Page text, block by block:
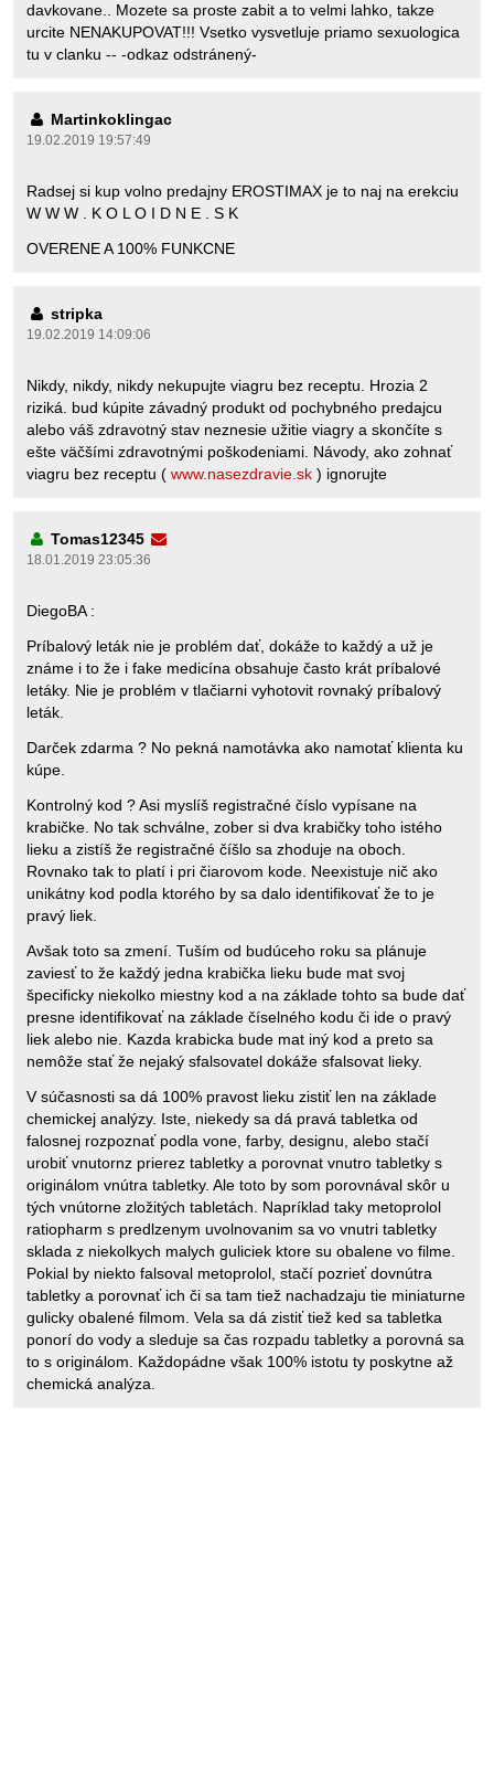
davkovane.. Mozete sa proste zabit a to velmi lahko, takze
urcite NENAKUPOVAT!!! Vsetko vysvetluje priamo sexuologica
tu v clanku -- -odkaz odstránený-
Martinkoklingac
19.02.2019 19:57:49
Radsej si kup volno predajny EROSTIMAX je to naj na erekciu
W W W . K O L O I D N E . S K
OVERENE A 100% FUNKCNE
stripka
19.02.2019 14:09:06
Nikdy, nikdy, nikdy nekupujte viagru bez receptu. Hrozia 2
riziká. bud kúpite závadný produkt od pochybného predajcu
alebo váš zdravotný stav neznesie užitie viagry a skončíte s
ešte väčšími zdravotnými poškodeniami. Návody, ako zohnať
viagru bez receptu ( www.nasezdravie.sk ) ignorujte
Tomas12345
18.01.2019 23:05:36
DiegoBA :
Príbalový leták nie je problém dať, dokáže to každý a už je
známe i to že i fake medicína obsahuje často krát príbalové
letáky. Nie je problém v tlačiarni vyhotovit rovnaký príbalový
leták.
Darček zdarma ? No pekná namotávka ako namotať klienta ku
kúpe.
Kontrolný kod ? Asi myslíš registračné číslo vypísane na
krabičke. No tak schválne, zober si dva krabičky toho istého
lieku a zistíš že registračné číšlo sa zhoduje na oboch.
Rovnako tak to platí i pri čiarovom kode. Neexistuje nič ako
unikátny kod podla ktorého by sa dalo identifikovať že to je
pravý liek.
Avšak toto sa zmení. Tuším od budúceho roku sa plánuje
zaviesť to že každý jedna krabička lieku bude mat svoj
špecificky niekolko miestny kod a na základe tohto sa bude dať
presne identifikovať na základe číselného kodu či ide o pravý
liek alebo nie. Kazda krabicka bude mat iný kod a preto sa
nemôže stať že nejaký sfalsovatel dokáže sfalsovat lieky.
V súčasnosti sa dá 100% pravost lieku zistiť len na základe
chemickej analýzy. Iste, niekedy sa dá pravá tabletka od
falosnej rozpoznať podla vone, farby, designu, alebo stačí
urobiť vnutornz prierez tabletky a porovnat vnutro tabletky s
originálom vnútra tabletky. Ale toto by som porovnával skôr u
tých vnútorne zložitých tabletách. Napríklad taky metoprolol
ratiopharm s predlzenym uvolnovanim sa vo vnutri tabletky
sklada z niekolkych malych guliciek ktore su obalene vo filme.
Pokial by niekto falsoval metoprolol, stačí pozrieť dovnútra
tabletky a porovnať ich či sa tam tiež nachadzaju tie miniaturne
gulicky obalené filmom. Vela sa dá zistiť tiež ked sa tabletka
ponorí do vody a sleduje sa čas rozpadu tabletky a porovná sa
to s originálom. Každopádne však 100% istotu ty poskytne až
chemická analýza.